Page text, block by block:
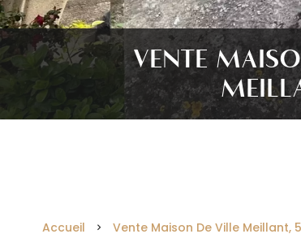
VENTE
Accueil Vente Maison De Ville Meillant,